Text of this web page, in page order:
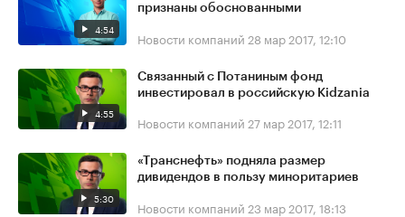
4:54
признаны обоснованными
Новости компаний 28 мар 2017, 12:10
4:55
Связанный с Потаниным фонд
инвестировал в российскую Kidzania
Новости компаний 27 мар 2017, 12:11
5:30
«Транснефть» подняла размер
дивидендов в пользу миноритариев
Новости компаний 23 мар 2017, 18:13